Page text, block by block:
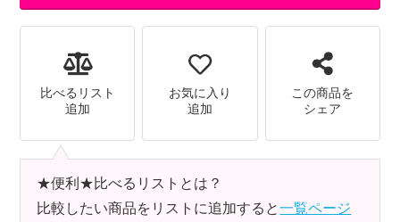
比べるリスト
追加
お気に入り
追加
この商品を
シェア
★便利★比べるリストとは？
比較したい商品をリストに追加すると一覧ページ